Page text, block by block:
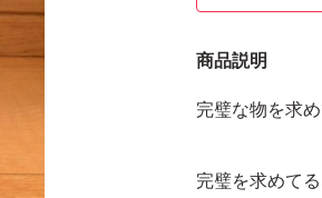
商品説明
完璧な物を求
完璧を求めて